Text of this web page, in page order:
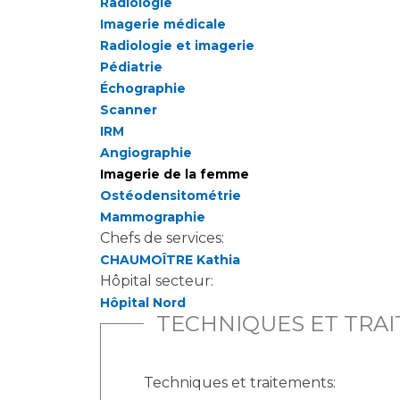
Imagerie médicale
Radiologie et imagerie
Pédiatrie
Échographie
Scanner
IRM
Angiographie
Imagerie de la femme
Ostéodensitométrie
Mammographie
Chefs de services:
CHAUMOÎTRE Kathia
Hôpital secteur:
Hôpital Nord
TECHNIQUES ET
Techniques et traitements: